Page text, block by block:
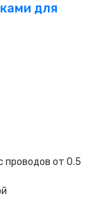
для
проводов от 0.5